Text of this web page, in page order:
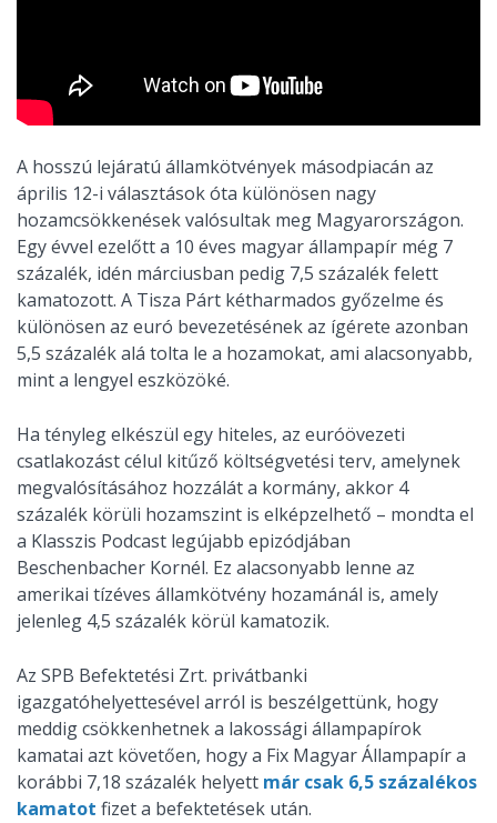
A hosszú lejáratú államkötvények másodpiacán az
április 12-i választások óta különösen nagy
hozamcsökkenések valósultak meg Magyarországon.
Egy évvel ezelőtt a 10 éves magyar állampapír még 7
százalék, idén márciusban pedig 7,5 százalék felett
kamatozott. A Tisza Párt kétharmados győzelme és
különösen az euró bevezetésének az ígérete azonban
5,5 százalék alá tolta le a hozamokat, ami alacsonyabb,
mint a lengyel eszközöké.
Ha tényleg elkészül egy hiteles, az euróövezeti
csatlakozást célul kitűző költségvetési terv, amelynek
megvalósításához hozzálát a kormány, akkor 4
százalék körüli hozamszint is elképzelhető – mondta el
a Klasszis Podcast legújabb epizódjában
Beschenbacher Kornél. Ez alacsonyabb lenne az
amerikai tízéves államkötvény hozamánál is, amely
jelenleg 4,5 százalék körül kamatozik.
Az SPB Befektetési Zrt. privátbanki
igazgatóhelyettesével arról is beszélgettünk, hogy
meddig csökkenhetnek a lakossági állampapírok
kamatai azt követően, hogy a Fix Magyar Állampapír a
korábbi 7,18 százalék helyett már csak 6,5 százalékos
kamatot fizet a befektetések után.